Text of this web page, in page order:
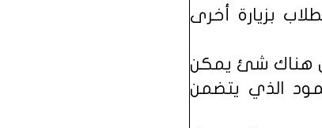
بزيارة أخرى
هناك شئ يمكن
الذي يتضمن